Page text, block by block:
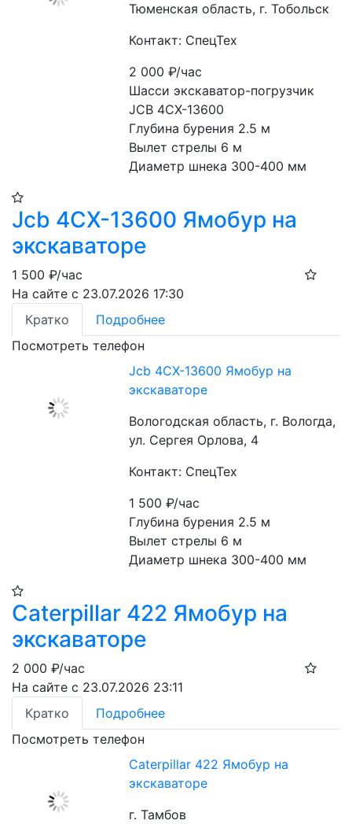
Тюменская область, г. Тобольск
Контакт: СпецТех
2 000₽/час
Шасси экскаватор-погрузчик
JCB 4CX-13600
Глубина бурения 2.5 м
Вылет стрелы 6 м
Диаметр шнека 300-400 мм
Jcb 4CX-13600 Ямобур на
экскаваторе
1 500 ₽/час
На сайте с 23.07.2026 17:30
Кратко
Подробнее
Посмотреть телефон
Jcb 4CX-13600 Ямобур на
экскаваторе
Вологодская область, г. Вологда,
ул. Сергея Орлова, 4
Контакт: СпецТех
1 500₽/час
Глубина бурения 2.5 м
Вылет стрелы 6 м
Диаметр шнека 300-400 мм
Caterpillar 422 Ямобур на
экскаваторе
2 000 ₽/час
На сайте с 23.07.2026 23:11
Кратко
Подробнее
Посмотреть телефон
Caterpillar 422 Ямобур на
экскаваторе
г. Тамбов